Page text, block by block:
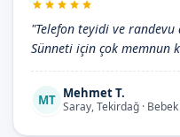
"Telefon teyidi ve randevu
Sünneti için çok memnun
MT Mehmet T.
Saray, Tekirdağ ·